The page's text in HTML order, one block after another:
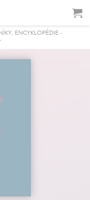
ENCYKLOPÉDIE -